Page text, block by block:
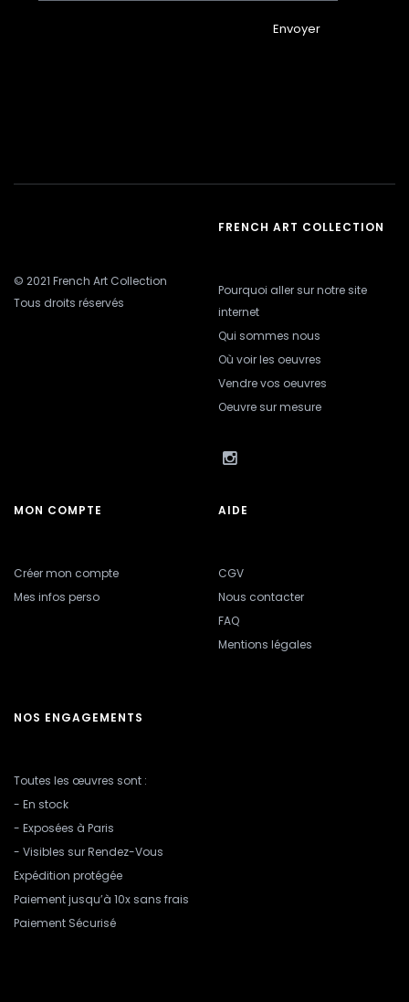
Envoyer
© 2021 French Art Collection
Tous droits réservés
FRENCH ART COLLECTION
Pourquoi aller sur notre site
internet
Qui sommes nous
Où voir les oeuvres
Vendre vos oeuvres
Oeuvre sur mesure
MON COMPTE
Créer mon compte
Mes infos perso
AIDE
CGV
Nous contacter
FAQ
Mentions légales
NOS ENGAGEMENTS
Toutes les œuvres sont :
- En stock
- Exposées à Paris
- Visibles sur Rendez-Vous
Expédition protégée
Paiement jusqu’à 10x sans frais
Paiement Sécurisé